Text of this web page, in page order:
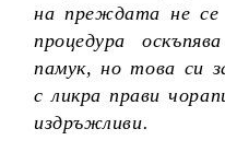
на преждата не се
процедура
памук, но това си
с ликра прави
издръжливи.